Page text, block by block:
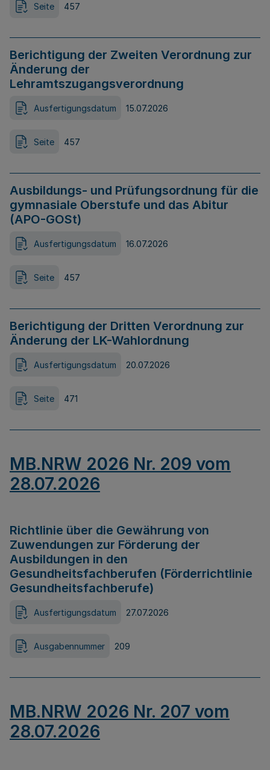
Seite 457
Berichtigung der Zweiten Verordnung zur
Änderung der
Lehramtszugangsverordnung
Ausfertigungsdatum 15.07.2026
Seite 457
Ausbildungs- und Prüfungsordnung für die
gymnasiale Oberstufe und das Abitur
(APO-GOSt)
Ausfertigungsdatum 16.07.2026
Seite 457
Berichtigung der Dritten Verordnung zur
Änderung der LK-Wahlordnung
Ausfertigungsdatum 20.07.2026
Seite 471
MB.NRW 2026 Nr. 209 vom
28.07.2026
Richtlinie über die Gewährung von
Zuwendungen zur Förderung der
Ausbildungen in den
Gesundheitsfachberufen (Förderrichtlinie
Gesundheitsfachberufe)
Ausfertigungsdatum 27.07.2026
Ausgabennummer 209
MB.NRW 2026 Nr. 207 vom
28.07.2026